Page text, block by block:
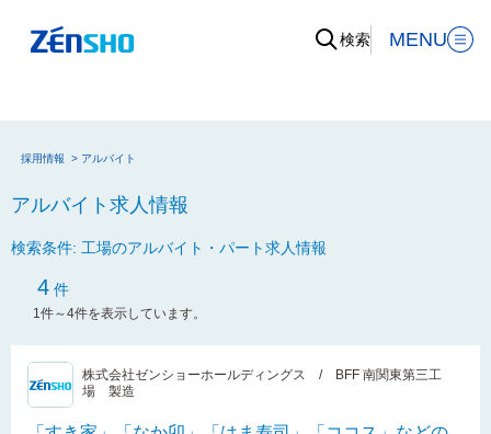
検索 MENU
採用情報 > アルバイト
アルバイト求人情報
検索条件: 工場のアルバイト・パート求人情報
4 件
1件～4件を表示しています。
株式会社ゼンショーホールディングス / BFF 南関東第三工
場 製造